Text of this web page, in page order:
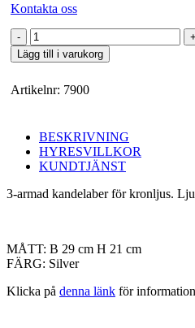
Kontakta oss
Kandelaber
3-
armad
Lägg till i varukorg
Artikelnr: 7900
BESKRIVNING
HYRESVILLKOR
KUNDTJÄNST
3-armad kandelaber för kronljus.
MÅTT: B 29 cm H 21 cm
FÄRG: Silver
Klicka på denna länk för